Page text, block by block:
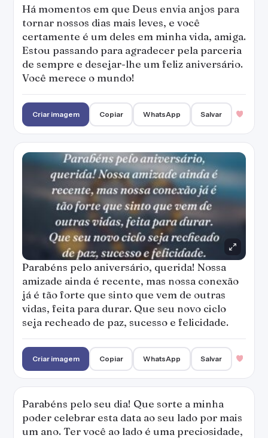
Há momentos em que Deus envia anjos para
tornar nossos dias mais leves, e você
certamente é um deles em minha vida, amiga.
Estou passando para agradecer pela parceria
de sempre e desejar-lhe um feliz aniversário.
Você merece o mundo!
Criar imagem Copiar WhatsApp Salvar
Parabéns pelo aniversário, querida! Nossa
amizade ainda é recente, mas nossa conexão
já é tão forte que sinto que vem de outras
vidas, feita para durar. Que seu novo ciclo
seja recheado de paz, sucesso e felicidade.
Criar imagem Copiar WhatsApp Salvar
Parabéns pelo seu dia! Que sorte a minha
poder celebrar esta data ao seu lado por mais
um ano. Ter você ao lado é uma preciosidade,